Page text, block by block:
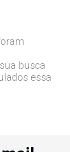
busca
essa